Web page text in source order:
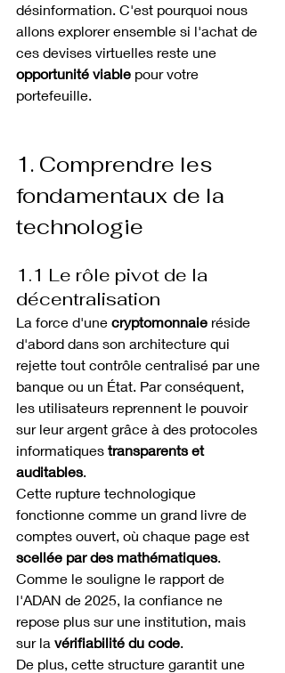
désinformation. C'est pourquoi nous
allons explorer ensemble si l'achat de
ces devises virtuelles reste une
opportunité viable pour votre
portefeuille.
1. Comprendre les
fondamentaux de la
technologie
1.1 Le rôle pivot de la
décentralisation
La force d'une cryptomonnaie réside
d'abord dans son architecture qui
rejette tout contrôle centralisé par une
banque ou un État. Par conséquent,
les utilisateurs reprennent le pouvoir
sur leur argent grâce à des protocoles
informatiques transparents et
auditables.
Cette rupture technologique
fonctionne comme un grand livre de
comptes ouvert, où chaque page est
scellée par des mathématiques.
Comme le souligne le rapport de
l'ADAN de 2025, la confiance ne
repose plus sur une institution, mais
sur la vérifiabilité du code.
De plus, cette structure garantit une